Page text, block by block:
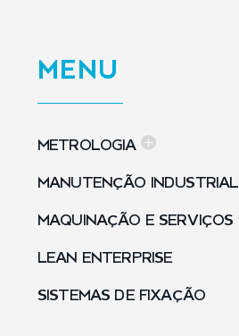
MENU
METROLOGIA
MANUTENÇÃO INDUSTRIAL
MAQUINAÇÃO E SERVIÇOS
LEAN ENTERPRISE
SISTEMAS DE FIXAÇÃO